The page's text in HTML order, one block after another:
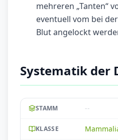
mehreren „Tanten“
eventuell vom bei
Blut angelockt
Systematik der
STAMM --
KLASSE